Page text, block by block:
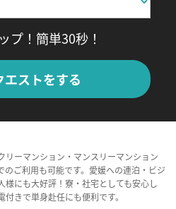
プ！簡単30秒！
エストをする
リーマンション・マンスリーマンション
ご利用も可能です。愛媛への連泊・ビジ
様にも大好評！寮・社宅としても安心し
きで単身赴任にも便利です。